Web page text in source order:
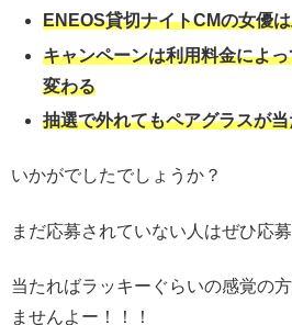
ENEOS貸切ナイトCMの女優
キャンペーンは利用料金によ
変わる
抽選で外れてもペアグラスが
いかがでしたでしょうか？
まだ応募されていない人はぜひ応
当たればラッキーぐらいの感覚の
ませんよー！！！